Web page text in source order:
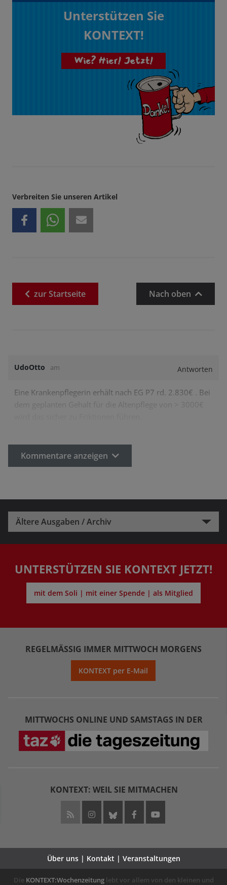
Unterstützen Sie
KONTEXT!
Wie? Hier! Jetzt!
Verbreiten Sie unseren Artikel
zurStartseite Nach oben
UdoOtto am Antworten
Eine Krankenpflegerin erhält nach EG P7 rd. 2.830€ . Bei
dem geplanten Gehalt für die Altenpflege von > 3000€
Kommentare anzeigen
Ältere Ausgaben / Archiv
UNTERSTÜTZEN SIE KONTEXT JETZT!
mit dem Soli | mit einer Spende | als Mitglied
REGELMÄSSIG IMMER MITTWOCH MORGENS
KONTEXT per E-Mail
MITTWOCHS ONLINE UND SAMSTAGS IN DER
KONTEXT: WEIL SIE MITMACHEN
Über uns | Kontakt | Veranstaltungen
Die KONTEXT:Wochenzeitunglebt vor allem von den kleinen und